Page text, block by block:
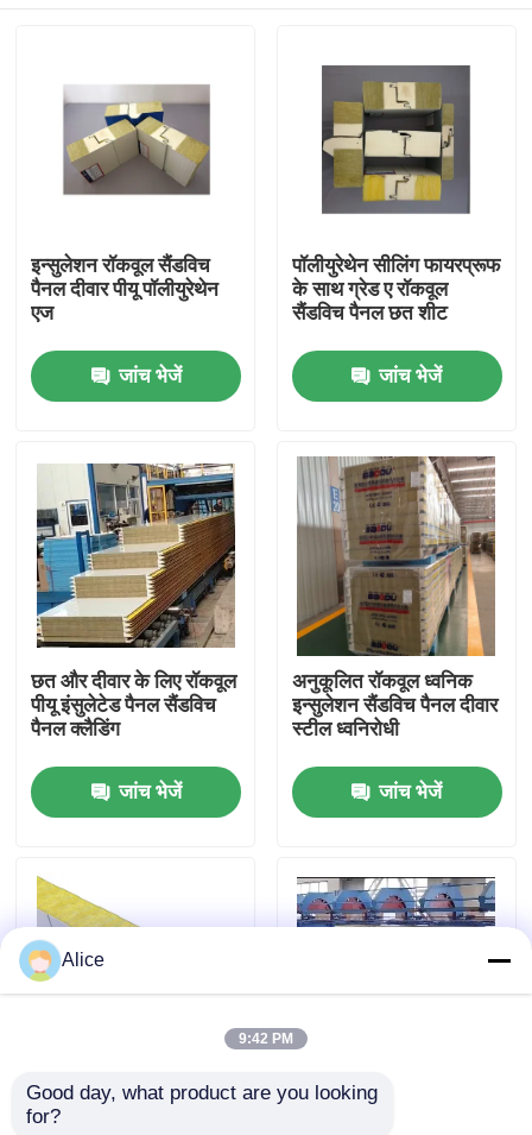
उत्पादों
हमारे बारे में
कारखाना भ्रमण
संपर्क करें
एक उद्धरण का अनुरोध करें
इस्पात संरचना भवन
इस्पात संरचना कार्यशाला
इन्सुलेशन रॉकवूल सैंडविच
पैनल दीवार पीयू पॉलीयुरेथेन
एज
जांच भेजें
पॉलीयुरेथेन सीलिंग फायरप्रूफ
के साथ ग्रेड ए रॉकवूल
सैंडविच पैनल छत शीट
जांच भेजें
छत और दीवार के लिए रॉकवूल
पीयू इंसुलेटेड पैनल सैंडविच
पैनल क्लैडिंग
जांच भेजें
अनुकूलित रॉकवूल ध्वनिक
इन्सुलेशन सैंडविच पैनल दीवार
स्टील ध्वनिरोधी
जांच भेजें
गोदाम के लिए 75 मिमी 80
मिमी 200 मिमी सैंडविच पैनल
पीयू मिनरल इंसुलेशन रॉकवूल
Alice
9:42 PM
Good day, what product are you looking
for?